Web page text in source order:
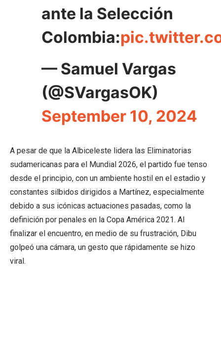
ante la Selección
Colombia:
— Samuel Vargas
(@SVargasOK)
September 10, 2024
A pesar de que la Albiceleste lidera las Eliminatorias
sudamericanas para el Mundial 2026, el partido fue tenso
desde el principio, con un ambiente hostil en el estadio y
constantes silbidos dirigidos a Martínez, especialmente
debido a sus icónicas actuaciones pasadas, como la
definición por penales en la Copa América 2021. Al
finalizar el encuentro, en medio de su frustración, Dibu
golpeó una cámara, un gesto que rápidamente se hizo
viral.